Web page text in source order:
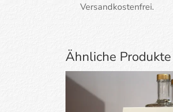
Versandkostenfrei.
Ähnliche Produkte